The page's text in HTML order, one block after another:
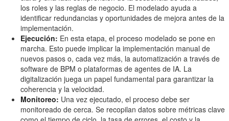
los roles y las reglas de negocio. El modelado ayuda a
identificar redundancias y oportunidades de mejora antes de la
implementación.
Ejecución: En esta etapa, el proceso modelado se pone en
marcha. Esto puede implicar la implementación manual de
nuevos pasos o, cada vez más, la automatización a través de
software de BPM o plataformas de agentes de IA. La
digitalización juega un papel fundamental para garantizar la
coherencia y la velocidad.
Monitoreo: Una vez ejecutado, el proceso debe ser
monitoreado de cerca. Se recopilan datos sobre métricas clave